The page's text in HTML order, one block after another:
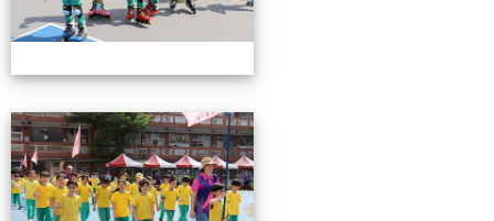
0503運動會花絮-2